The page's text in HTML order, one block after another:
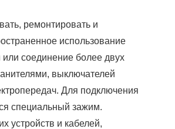
ремонтировать и
использование
или соединение более двух
выключателей
Для подключения
специальный зажим.
устройств и кабелей,